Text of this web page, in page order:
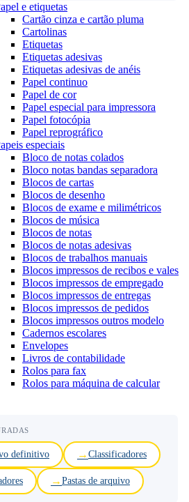
e etiquetas
Cartão cinza e cartão pluma
Cartolinas
Etiquetas
Etiquetas adesivas
Etiquetas adesivas de anéis
Papel continuo
Papel de cor
Papel especial para impressora
Papel fotocópia
Papel reprográfico
especiais
Bloco de notas colados
Bloco notas bandas separadora
Blocos de cartas
Blocos de desenho
Blocos de exame e milimétricos
Blocos de música
Blocos de notas
Blocos de notas adesivas
Blocos de trabalhos manuais
Blocos impressos de recibos e vales
Blocos impressos de empregado
Blocos impressos de entregas
Blocos impressos de pedidos
Blocos impressos outros modelo
Cadernos escolares
Envelopes
Livros de contabilidade
Rolos para fax
Rolos para máquina de calcular
definitivo Classificadores
Pastas de arquivo